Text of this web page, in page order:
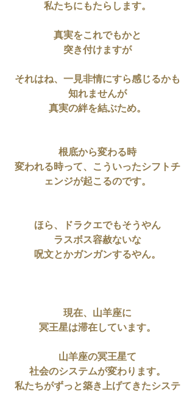
私たちにもたらします。
真実をこれでもかと
突き付けますが
それはね、一見非情にすら感じるかも
知れませんが
真実の絆を結ぶため。
根底から変わる時
変われる時って、こういったシフトチ
ェンジが起こるのです。
ほら、ドラクエでもそうやん
ラスボス容赦ないな
呪文とかガンガンするやん。
現在、山羊座に
冥王星は滞在しています。
山羊座の冥王星て
社会のシステムが変わります。
私たちがずっと築き上げてきたシステ